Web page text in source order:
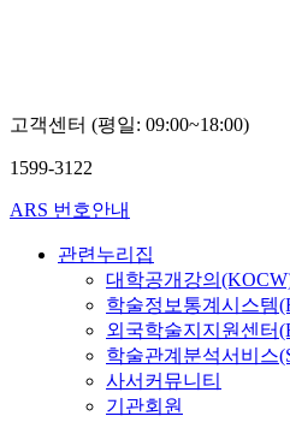
고객센터 (평일: 09:00~18:00)
1599-3122
ARS 번호안내
관련누리집
대학공개강의
학술정보통계시스템
외국학술지지원센터
학술관계분석서비스
사서커뮤니티
기관회원